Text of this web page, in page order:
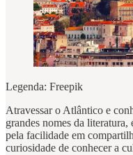
Legenda: Freepik
Atravessar o Atlântico e
grandes nomes da
pela facilidade em
curiosidade de conhecer a